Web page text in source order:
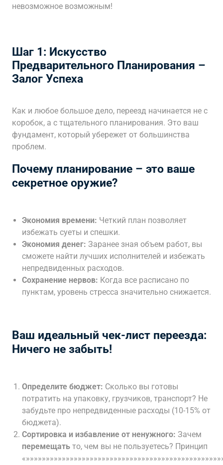
невозможное возможным!
Шаг 1: Искусство
Предварительного Планирования –
Залог Успеха
Как и любое большое дело, переезд начинается не с
коробок, а с тщательного планирования. Это ваш
фундамент, который убережет от большинства
проблем.
Почему планирование – это ваше
секретное оружие?
Экономия времени: Четкий план позволяет
избежать суеты и спешки.
Экономия денег: Заранее зная объем работ, вы
сможете найти лучших исполнителей и избежать
непредвиденных расходов.
Сохранение нервов: Когда все расписано по
пунктам, уровень стресса значительно снижается.
Ваш идеальный чек-лист переезда:
Ничего не забыть!
Определите бюджет: Сколько вы готовы
потратить на упаковку, грузчиков, транспорт? Не
забудьте про непредвиденные расходы (10-15% от
бюджета).
Сортировка и избавление от ненужного: Зачем
перемещать то, чем вы не пользуетесь? Принцип